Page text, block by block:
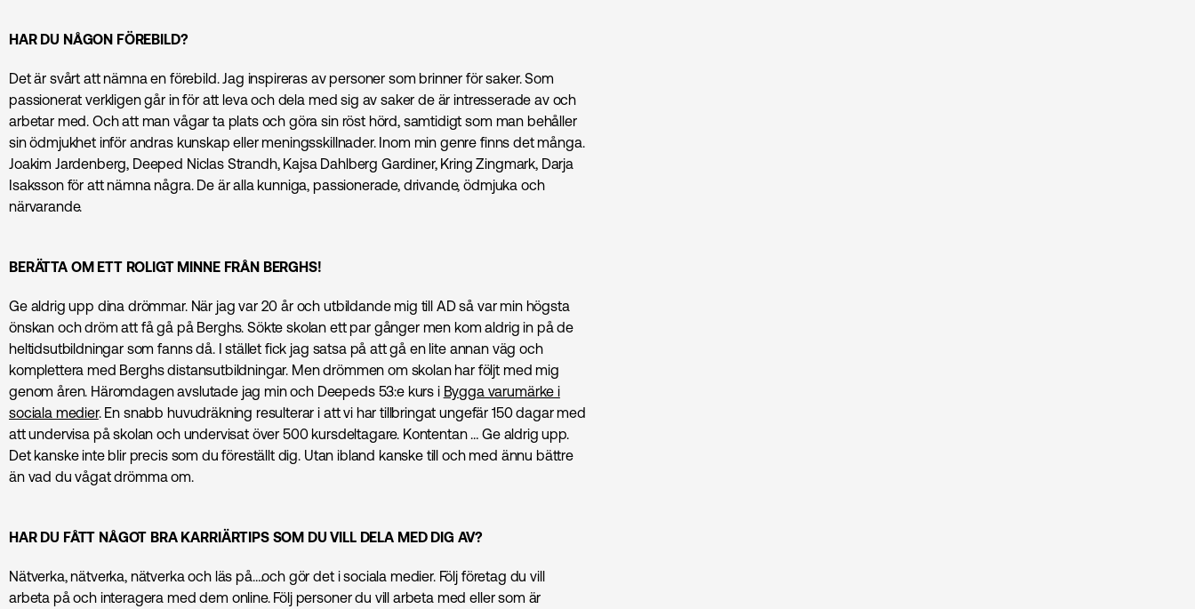
HAR DU NÅGON FÖREBILD?
Det är svårt att nämna en förebild. Jag inspireras av personer som brinner för saker. Som
passionerat verkligen går in för att leva och dela med sig av saker de är intresserade av och
arbetar med. Och att man vågar ta plats och göra sin röst hörd, samtidigt som man behåller
sin ödmjukhet inför andras kunskap eller meningsskillnader. Inom min genre finns det många.
Joakim Jardenberg, Deeped Niclas Strandh, Kajsa Dahlberg Gardiner, Kring Zingmark, Darja
Isaksson för att nämna några. De är alla kunniga, passionerade, drivande, ödmjuka och
närvarande.
BERÄTTA OM ETT ROLIGT MINNE FRÅN BERGHS!
Ge aldrig upp dina drömmar. När jag var 20 år och utbildande mig till AD så var min högsta
önskan och dröm att få gå på Berghs. Sökte skolan ett par gånger men kom aldrig in på de
heltids­utbildningar som fanns då. I stället fick jag satsa på att gå en lite annan väg och
komplettera med Berghs distansutbildningar. Men drömmen om skolan har följt med mig
genom åren. Häromdagen avslutade jag min och Deepeds 53:e kurs i Bygga varumärke i
sociala medier. En snabb huvudräkning resulterar i att vi har tillbringat ungefär 150 dagar med
att undervisa på skolan och undervisat över 500 kursdeltagare. Kontentan … Ge aldrig upp.
Det kanske inte blir precis som du föreställt dig. Utan ibland kanske till och med ännu bättre
än vad du vågat drömma om.
HAR DU FÅTT NÅGOT BRA KARRIÄRTIPS SOM DU VILL DELA MED DIG AV?
Nätverka, nätverka, nätverka och läs på….och gör det i sociala medier. Följ företag du vill
arbeta på och interagera med dem online. Följ personer du vill arbeta med eller som är